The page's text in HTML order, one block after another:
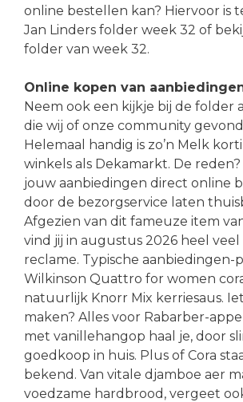
online bestellen kan? Hiervoor is
Jan Linders folder week 32 of
folder van week 32.
Online kopen van
Neem ook een kijkje bij de folder
die wij of onze community
Helemaal handig is zo’n Melk
winkels als Dekamarkt. De
jouw aanbiedingen direct online
door de bezorgservice laten
Afgezien van dit fameuze item
vind jij in augustus 2026 heel veel
reclame. Typische
Wilkinson Quattro for women
natuurlijk Knorr Mix kerriesaus.
maken? Alles voor Rabarber-
met vanillehangop haal je, door
goedkoop in huis. Plus of Cora
bekend. Van vitale djamboe aer
voedzame hardbrood, vergeet